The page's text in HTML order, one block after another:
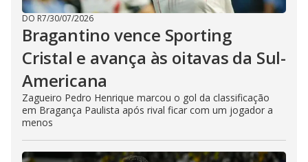
DO R7/30/07/2026
Bragantino vence Sporting
Cristal e avança às oitavas da Sul-
Americana
Zagueiro Pedro Henrique marcou o gol da classificação
em Bragança Paulista após rival ficar com um jogador a
menos